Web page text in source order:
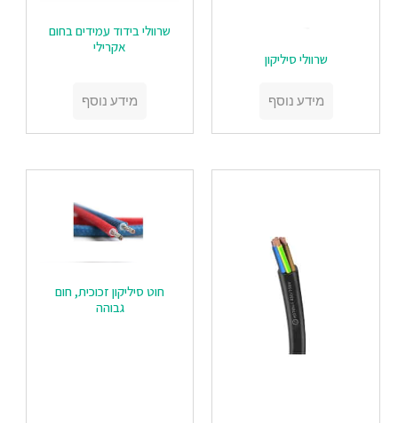
‏‏שרוולי סיליקון
מידע נוסף
‏‏שרוולי בידוד עמידים בחום
אקרילי
מידע נוסף
‏‏חוט סיליקון זכוכית, חום
גבוהה